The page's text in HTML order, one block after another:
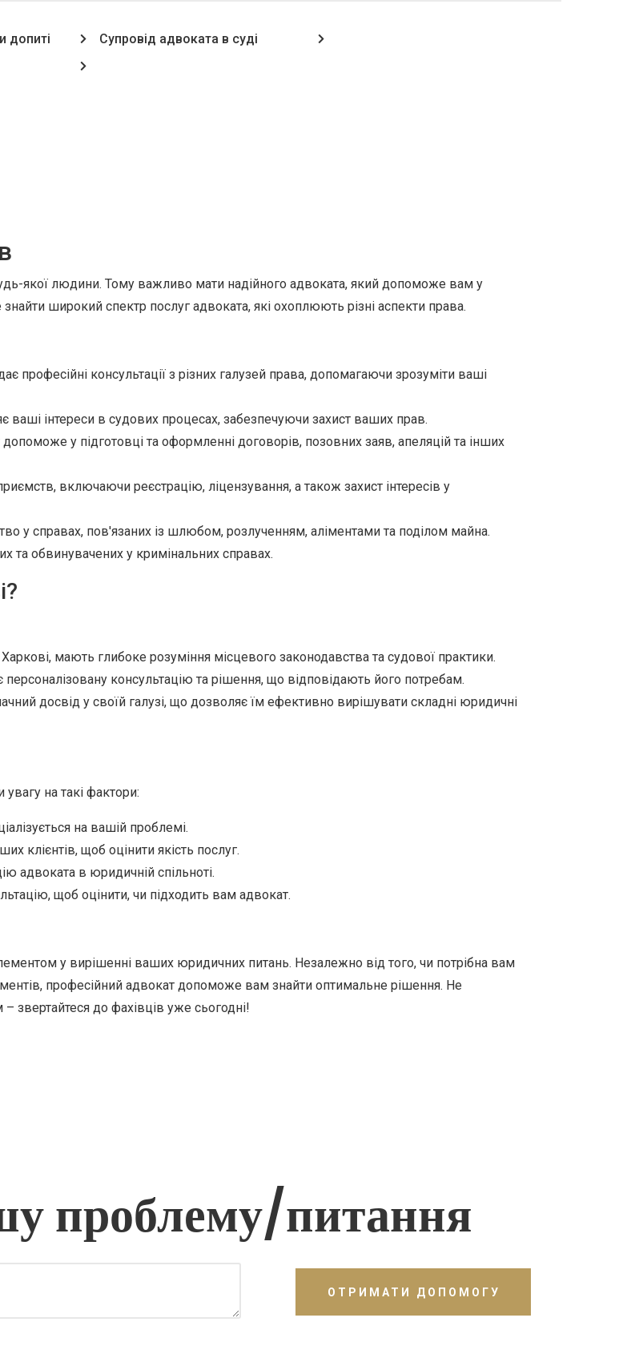
допиті
Супровід адвоката в суді
якої людини. Тому важливо мати надійного адвоката, який допоможе вам у
широкий спектр послуг адвоката, які охоплюють різні аспекти права.
професійні консультації з різних галузей права, допомагаючи зрозуміти ваші
ваші інтереси в судових процесах, забезпечуючи захист ваших прав.
у підготовці та оформленні договорів, позовних заяв, апеляцій та інших
включаючи реєстрацію, ліцензування, а також захист інтересів у
у справах, пов'язаних із шлюбом, розлученням, аліментами та поділом майна.
та обвинувачених у кримінальних справах.
мають глибоке розуміння місцевого законодавства та судової практики.
консультацію та рішення, що відповідають його потребам.
досвід у своїй галузі, що дозволяє їм ефективно вирішувати складні юридичні
на такі фактори:
на вашій проблемі.
клієнтів, щоб оцінити якість послуг.
адвоката в юридичній спільноті.
щоб оцінити, чи підходить вам адвокат.
у вирішенні ваших юридичних питань. Незалежно від того, чи потрібна вам
професійний адвокат допоможе вам знайти оптимальне рішення. Не
звертайтеся до фахівців уже сьогодні!
проблему/питання
ОТРИМАТИ ДОПОМОГУ